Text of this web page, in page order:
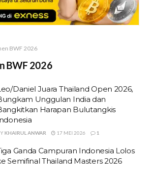
BWF 2026
BWF 2026
Daniel Juara Thailand Open 2026,
Unggulan India dan
Harapan Bulutangkis
KHAIRUL ANWAR 17 MEI 2026 1
Ganda Campuran Indonesia Lolos
Semifinal Thailand Masters 2026